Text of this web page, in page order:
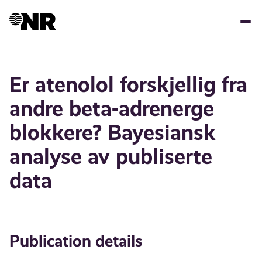
Er atenolol forskjellig fra
andre beta-adrenerge
blokkere? Bayesiansk
analyse av publiserte
data
Publication details